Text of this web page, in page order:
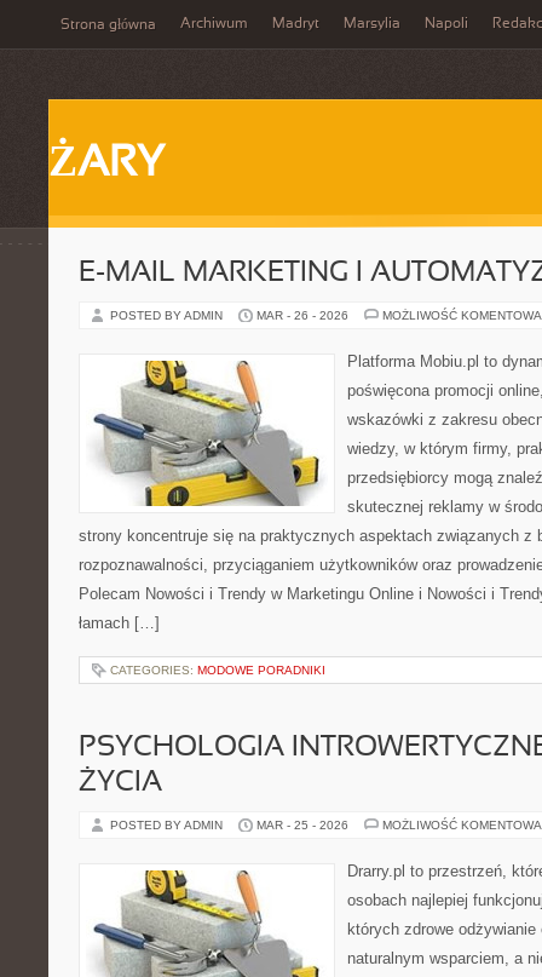
Strona główna Archiwum Madryt Marsylia Napoli
ŻARY
E-MAIL MARKETING I
POSTED BY ADMIN MAR - 26 - 2026 MOŻLIWOŚĆ
Platforma Mobiu.pl to
poświęcona promocji
wskazówki z zakresu
wiedzy, w którym firmy,
przedsiębiorcy mogą
skutecznej reklamy w
strony koncentruje się na praktycznych aspektach związanych z
rozpoznawalności, przyciąganiem użytkowników oraz
Polecam Nowości i Trendy w Marketingu Online i Nowości i
łamach […]
CATEGORIES: MODOWE PORADNIKI
PSYCHOLOGIA
ŻYCIA
POSTED BY ADMIN MAR - 25 - 2026 MOŻLIWOŚĆ
Drarry.pl to przestrzeń,
osobach najlepiej
których zdrowe
naturalnym wsparciem, a